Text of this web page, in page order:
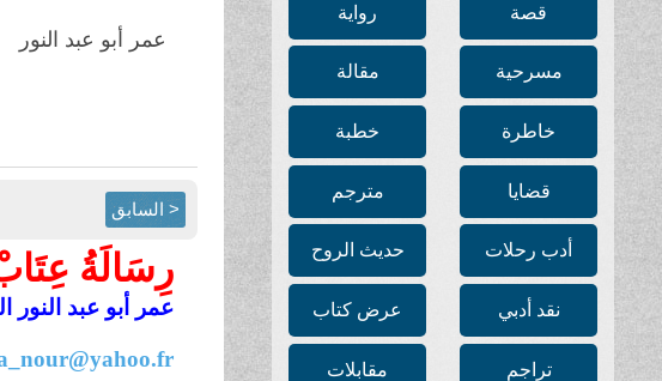
قصة رواية
مسرحية مقالة
خاطرة خطبة
قضايا مترجم
أدب رحلات حديث الروح
نقد أدبي عرض كتاب
تراجم مقابلات
عمر أبو عبد النور
< السابق
رِسَالَةُ
عمر أبو عبد النور